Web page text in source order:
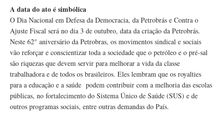
A data do ato é simbólica
O Dia Nacional em Defesa da Democracia, da Petrobrás e Contra o
Ajuste Fiscal será no dia 3 de outubro, data da criação da Petrobrás.
Neste 62° aniversário da Petrobras, os movimentos sindical e sociais
vão reforçar e conscientizar toda a sociedade que o petróleo e o pré-sal
são riquezas que devem servir para melhorar a vida da classe
trabalhadora e de todos os brasileiros. Eles lembram que os royalties
para a educação e a saúde podem contribuir com a melhoria das escolas
públicas, no fortalecimento do Sistema Único de Saúde (SUS) e de
outros programas sociais, entre outras demandas do País.